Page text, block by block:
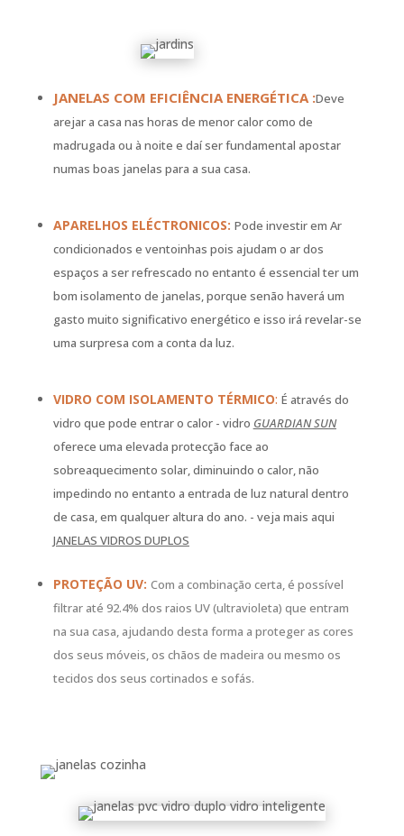
JANELAS COM EFICIÊNCIA ENERGÉTICA :Deve
arejar a casa nas horas de menor calor como de
madrugada ou à noite e daí ser fundamental apostar
numas boas janelas para a sua casa.
APARELHOS ELÉCTRONICOS: Pode investir em Ar
condicionados e ventoinhas pois ajudam o ar dos
espaços a ser refrescado no entanto é essencial ter um
bom isolamento de janelas, porque senão haverá um
gasto muito significativo energético e isso irá revelar-se
uma surpresa com a conta da luz.
VIDRO COM ISOLAMENTO TÉRMICO: É através do
vidro que pode entrar o calor - vidro GUARDIAN SUN
oferece uma elevada protecção face ao
sobreaquecimento solar, diminuindo o calor, não
impedindo no entanto a entrada de luz natural dentro
de casa, em qualquer altura do ano. - veja mais aqui
JANELAS VIDROS DUPLOS
PROTEÇÃO UV: Com a combinação certa, é possível
filtrar até 92.4% dos raios UV (ultravioleta) que entram
na sua casa, ajudando desta forma a proteger as cores
dos seus móveis, os chãos de madeira ou mesmo os
tecidos dos seus cortinados e sofás.